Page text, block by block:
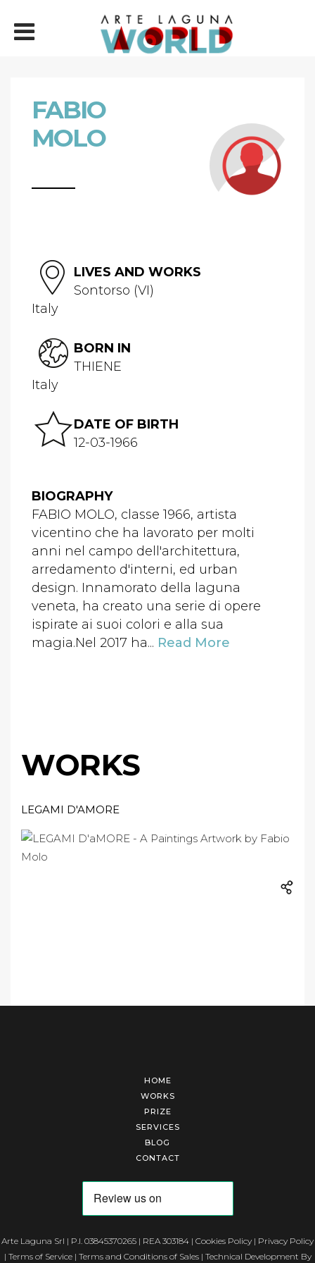
FABIO
MOLO
LIVES AND WORKS
Sontorso (VI)
Italy
BORN IN
THIENE
Italy
DATE OF BIRTH
12-03-1966
BIOGRAPHY
FABIO MOLO, classe 1966, artista
vicentino che ha lavorato per molti
anni nel campo dell'architettura,
arredamento d'interni, ed urban
design. Innamorato della laguna
veneta, ha creato una serie di opere
ispirate ai suoi colori e alla sua
magia.Nel 2017 ha... Read More
WORKS
LEGAMI D'AMORE
HOME
WORKS
PRIZE
SERVICES
BLOG
CONTACT
Arte Laguna Srl | P.I. 03845370265 | REA 303184 | Cookies Policy | Privacy Policy
| Terms of Service| Terms and Conditions of Sales| Technical Development By